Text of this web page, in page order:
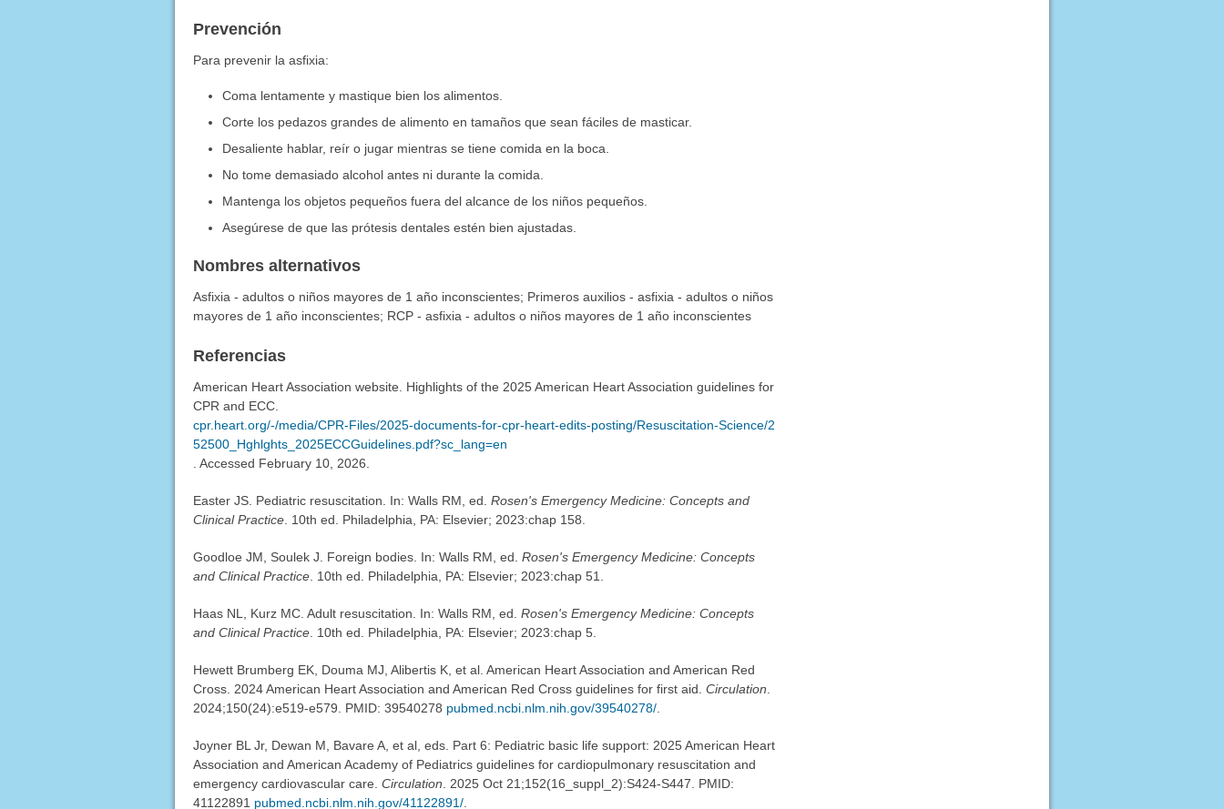
Prevención
Para prevenir la asfixia:
Coma lentamente y mastique bien los alimentos.
Corte los pedazos grandes de alimento en tamaños que sean fáciles de masticar.
Desaliente hablar, reír o jugar mientras se tiene comida en la boca.
No tome demasiado alcohol antes ni durante la comida.
Mantenga los objetos pequeños fuera del alcance de los niños pequeños.
Asegúrese de que las prótesis dentales estén bien ajustadas.
Nombres alternativos
Asfixia - adultos o niños mayores de 1 año inconscientes; Primeros auxilios - asfixia - adultos o niños
mayores de 1 año inconscientes; RCP - asfixia - adultos o niños mayores de 1 año inconscientes
Referencias
American Heart Association website. Highlights of the 2025 American Heart Association guidelines for
CPR and ECC.
cpr.heart.org/-/media/CPR-Files/2025-documents-for-cpr-heart-edits-posting/Resuscitation-Science/2
52500_Hghlghts_2025ECCGuidelines.pdf?sc_lang=en
. Accessed February 10, 2026.
Easter JS. Pediatric resuscitation. In: Walls RM, ed. Rosen's Emergency Medicine: Concepts and
Clinical Practice. 10th ed. Philadelphia, PA: Elsevier; 2023:chap 158.
Goodloe JM, Soulek J. Foreign bodies. In: Walls RM, ed. Rosen's Emergency Medicine: Concepts
and Clinical Practice. 10th ed. Philadelphia, PA: Elsevier; 2023:chap 51.
Haas NL, Kurz MC. Adult resuscitation. In: Walls RM, ed. Rosen's Emergency Medicine: Concepts
and Clinical Practice. 10th ed. Philadelphia, PA: Elsevier; 2023:chap 5.
Hewett Brumberg EK, Douma MJ, Alibertis K, et al. American Heart Association and American Red
Cross. 2024 American Heart Association and American Red Cross guidelines for first aid. Circulation
2024;150(24):e519-e579. PMID: 39540278 pubmed.ncbi.nlm.nih.gov/39540278/.
Joyner BL Jr, Dewan M, Bavare A, et al, eds. Part 6: Pediatric basic life support: 2025 American Heart
Association and American Academy of Pediatrics guidelines for cardiopulmonary resuscitation and
emergency cardiovascular care. Circulation . 2025 Oct 21;152(16_suppl_2):S424-S447. PMID:
41122891 pubmed.ncbi.nlm.nih.gov/41122891/.